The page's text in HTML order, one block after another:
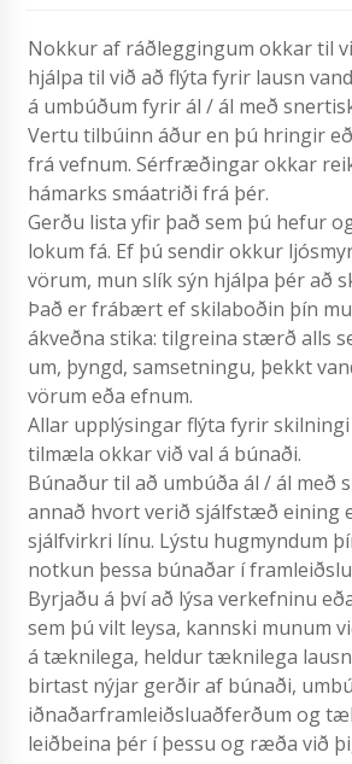
Nokkur af ráðleggingum okkar til
hjálpa til við að flýta fyrir lausn
á umbúðum fyrir ál / ál með
Vertu tilbúinn áður en þú hringir
frá vefnum. Sérfræðingar okkar
hámarks smáatriði frá þér.
Gerðu lista yfir það sem þú hefur
lokum fá. Ef þú sendir okkur
vörum, mun slík sýn hjálpa þér að
Það er frábært ef skilaboðin þín
ákveðna stika: tilgreina stærð alls
um, þyngd, samsetningu, þekkt
vörum eða efnum.
Allar upplýsingar flýta fyrir
tilmæla okkar við val á búnaði.
Búnaður til að umbúða ál / ál með
annað hvort verið sjálfstæð eining
sjálfvirkri línu. Lýstu hugmyndum
notkun þessa búnaðar í
Byrjaðu á því að lýsa verkefninu
sem þú vilt leysa, kannski munum
á tæknilega, heldur tæknilega
birtast nýjar gerðir af búnaði,
iðnaðarframleiðsluaðferðum og
leiðbeina þér í þessu og ræða við